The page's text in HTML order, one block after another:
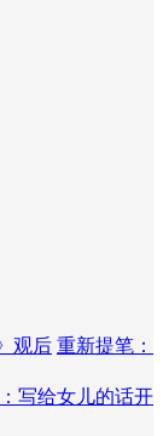
观后 重新提笔：
写给女儿的话开